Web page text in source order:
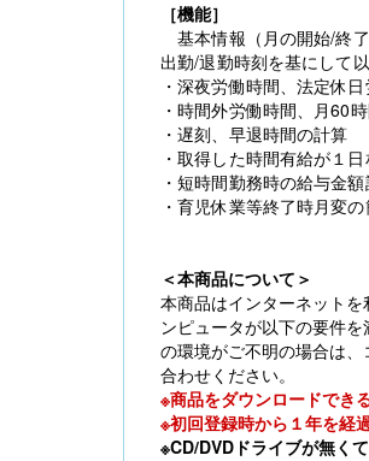
［機能］
基本情報（月の開始/終
出勤/退勤時刻を基にして
・深夜労働時間、法定休
・時間外労働時間、月60
・遅刻、早退時間の計算
・取得した時間有給が１
・短時間勤務時の給与金
・育児休業等終了時月変
＜本商品について＞
本商品はインターネット
ンピュータが以下の要件
の環境がご不明の場合は
合わせください。
※商品をダウンロードでき
※初回登録時から１年を経
※CD/DVDドライブが無く